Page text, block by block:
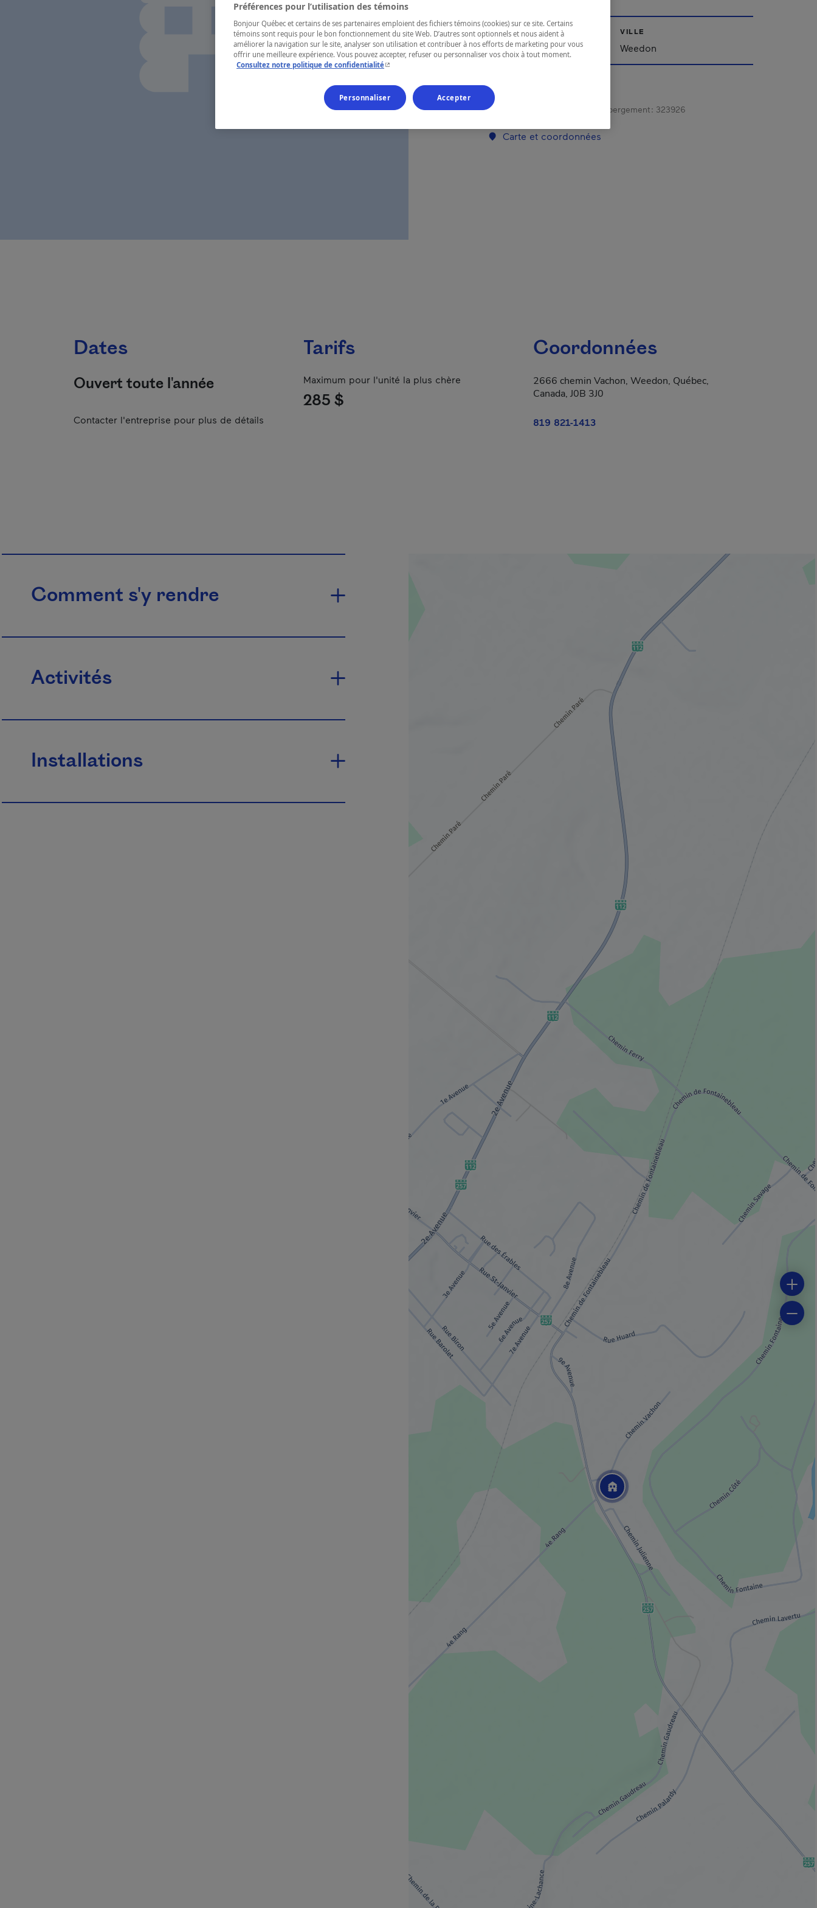
RÉGION
Cantons-de-l'Est
VILLE
Weedon
Numéro d’enregistrement d’hébergement : 323926
Carte et coordonnées
Dates
Ouvert toute l'année
Contacter l'entreprise pour plus de détails
Tarifs
Maximum pour l'unité la plus chère
285 $
Coordonnées
2666 chemin Vachon, Weedon, Québec,
Canada, J0B 3J0
819 821-1413
Comment s'y rendre
Activités
Installations
Préférences pour l’utilisation des témoins
Bonjour Québec et certains de ses partenaires emploient des fichiers témoins (cookies) sur ce site. Certains
témoins sont requis pour le bon fonctionnement du site Web. D’autres sont optionnels et nous aident à
améliorer la navigation sur le site, analyser son utilisation et contribuer à nos efforts de marketing pour vous
offrir une meilleure expérience. Vous pouvez accepter, refuser ou personnaliser vos choix à tout moment.
Consultez notre politique de confidentialité- Cet hyperlien s'ouvrira dans une nouvelle fenêtre.
Personnaliser Accepter